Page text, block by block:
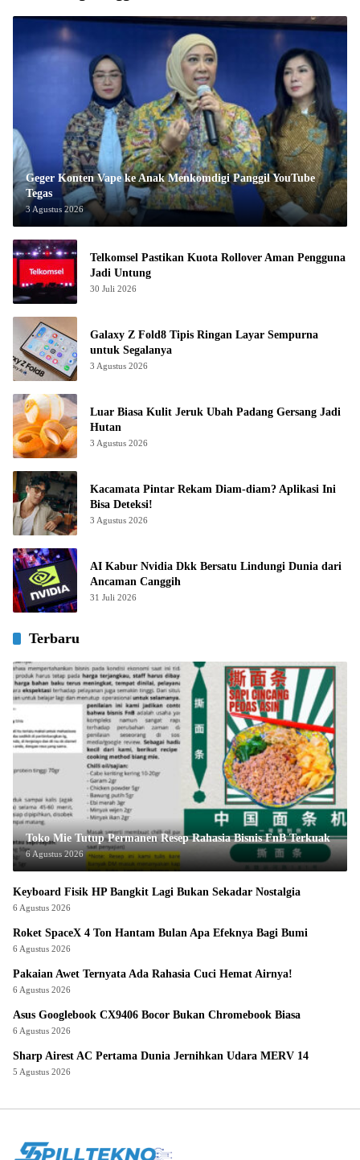
Geger Konten Vape ke Anak Menkomdigi Panggil YouTube
Tegas
3 Agustus 2026
Telkomsel Pastikan Kuota Rollover Aman Pengguna
Jadi Untung
30 Juli 2026
Galaxy Z Fold8 Tipis Ringan Layar Sempurna
untuk Segalanya
3 Agustus 2026
Luar Biasa Kulit Jeruk Ubah Padang Gersang Jadi
Hutan
3 Agustus 2026
Kacamata Pintar Rekam Diam-diam? Aplikasi Ini
Bisa Deteksi!
3 Agustus 2026
AI Kabur Nvidia Dkk Bersatu Lindungi Dunia dari
Ancaman Canggih
31 Juli 2026
Terbaru
Toko Mie Tutup Permanen Resep Rahasia Bisnis FnB Terkuak
6 Agustus 2026
Keyboard Fisik HP Bangkit Lagi Bukan Sekadar Nostalgia
6 Agustus 2026
Roket SpaceX 4 Ton Hantam Bulan Apa Efeknya Bagi Bumi
6 Agustus 2026
Pakaian Awet Ternyata Ada Rahasia Cuci Hemat Airnya!
6 Agustus 2026
Asus Googlebook CX9406 Bocor Bukan Chromebook Biasa
6 Agustus 2026
Sharp Airest AC Pertama Dunia Jernihkan Udara MERV 14
5 Agustus 2026